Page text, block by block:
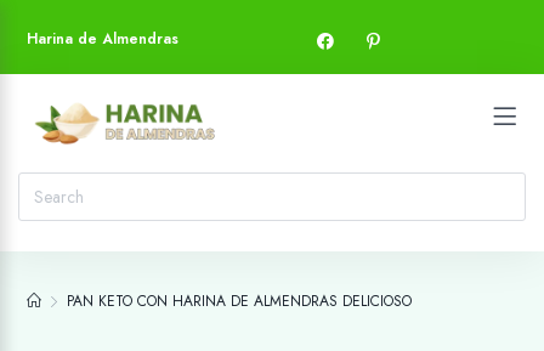
Harina de Almendras
PAN KETO CON HARINA DE ALMENDRAS DELICIOSO